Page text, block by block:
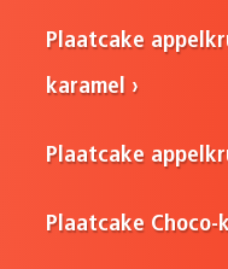
Plaatcake
karamel
Plaatcake
Plaatcake Choco-